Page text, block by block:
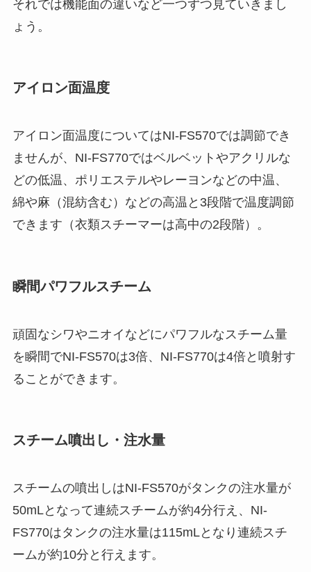
それでは機能面の違いなど一つずつ見ていきまし
ょう。
アイロン面温度
アイロン面温度についてはNI-FS570では調節でき
ませんが、NI-FS770ではベルベットやアクリルな
どの低温、ポリエステルやレーヨンなどの中温、
綿や麻（混紡含む）などの高温と3段階で温度調節
できます（衣類スチーマーは高中の2段階）。
瞬間パワフルスチーム
頑固なシワやニオイなどにパワフルなスチーム量
を瞬間でNI-FS570は3倍、NI-FS770は4倍と噴射す
ることができます。
スチーム噴出し・注水量
スチームの噴出しはNI-FS570がタンクの注水量が
50mLとなって連続スチームが約4分行え、NI-
FS770はタンクの注水量は115mLとなり連続スチ
ームが約10分と行えます。